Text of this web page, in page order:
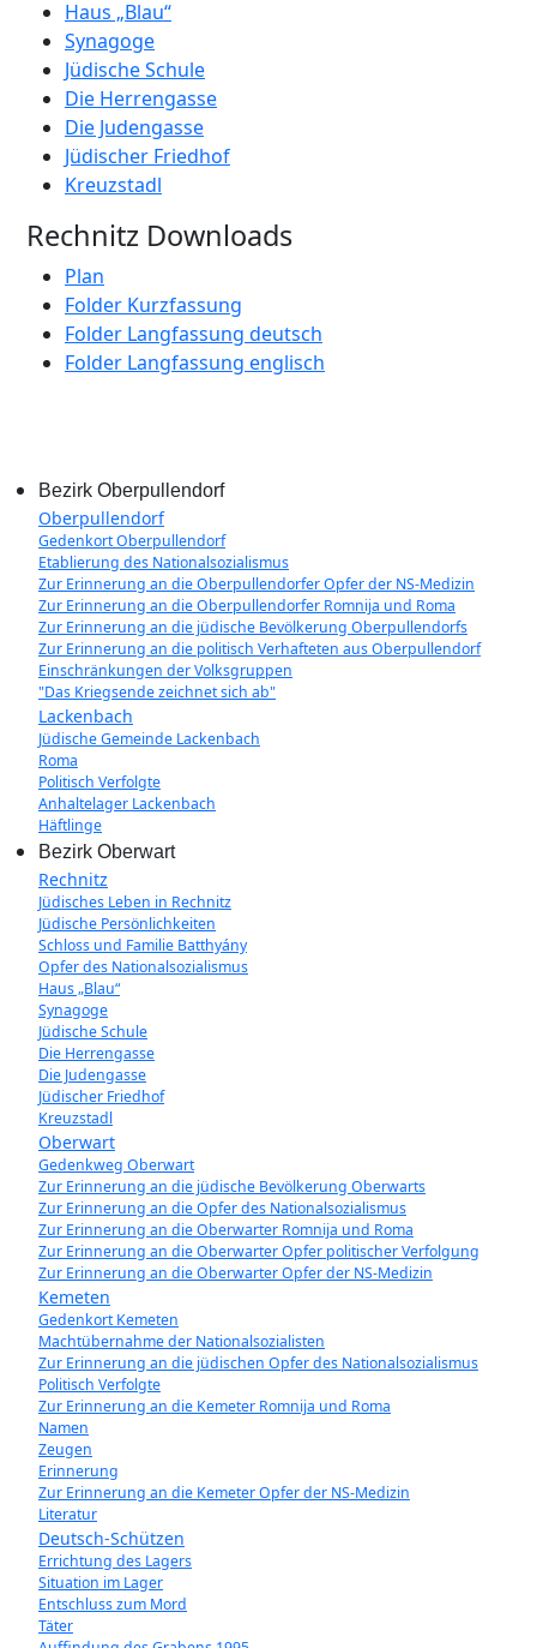
Haus „Blau“
Synagoge
Jüdische Schule
Die Herrengasse
Die Judengasse
Jüdischer Friedhof
Kreuzstadl
Rechnitz Downloads
Plan
Folder Kurzfassung
Folder Langfassung deutsch
Folder Langfassung englisch
Bezirk Oberpullendorf
Oberpullendorf
Gedenkort Oberpullendorf
Etablierung des Nationalsozialismus
Zur Erinnerung an die Oberpullendorfer Opfer der NS-Medizin
Zur Erinnerung an die Oberpullendorfer Romnija und Roma
Zur Erinnerung an die jüdische Bevölkerung Oberpullendorfs
Zur Erinnerung an die politisch Verhafteten aus Oberpullendorf
Einschränkungen der Volksgruppen
"Das Kriegsende zeichnet sich ab"
Lackenbach
Jüdische Gemeinde Lackenbach
Roma
Politisch Verfolgte
Anhaltelager Lackenbach
Häftlinge
Bezirk Oberwart
Rechnitz
Jüdisches Leben in Rechnitz
Jüdische Persönlichkeiten
Schloss und Familie Batthyány
Opfer des Nationalsozialismus
Haus „Blau“
Synagoge
Jüdische Schule
Die Herrengasse
Die Judengasse
Jüdischer Friedhof
Kreuzstadl
Oberwart
Gedenkweg Oberwart
Zur Erinnerung an die jüdische Bevölkerung Oberwarts
Zur Erinnerung an die Opfer des Nationalsozialismus
Zur Erinnerung an die Oberwarter Romnija und Roma
Zur Erinnerung an die Oberwarter Opfer politischer Verfolgung
Zur Erinnerung an die Oberwarter Opfer der NS-Medizin
Kemeten
Gedenkort Kemeten
Machtübernahme der Nationalsozialisten
Zur Erinnerung an die jüdischen Opfer des Nationalsozialismus
Politisch Verfolgte
Zur Erinnerung an die Kemeter Romnija und Roma
Namen
Zeugen
Erinnerung
Zur Erinnerung an die Kemeter Opfer der NS-Medizin
Literatur
Deutsch-Schützen
Errichtung des Lagers
Situation im Lager
Entschluss zum Mord
Täter